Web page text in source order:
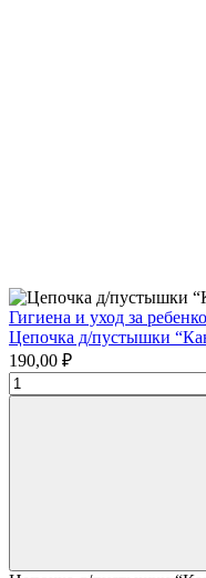
Гигиена и уход за
Цепочка д/пустышки
190,00 ₽